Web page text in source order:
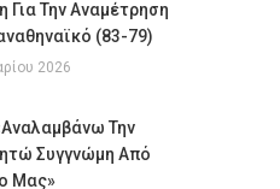
Για Την Αναμέτρηση
(83-79)
2026
Την
Συγγνώμη Από
Μας»